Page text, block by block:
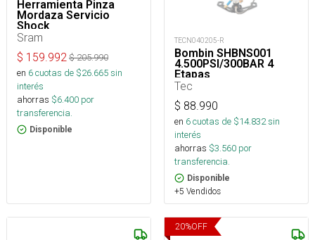
Herramienta Pinza
Mordaza Servicio
Shock
Sram
$ 159.992 $205.990
en 6cuotas de $26.665sin
interés
ahorras $6.400 por
transferencia.
Disponible
TECN040205-R
Bombin SHBNS001
4.500PSI/300BAR 4
Etapas
Tec
$ 88.990
en 6cuotas de $14.832sin
interés
ahorras $3.560 por
transferencia.
Disponible
+5 Vendidos
20%OFF